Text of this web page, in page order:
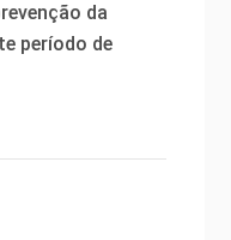
da
período de